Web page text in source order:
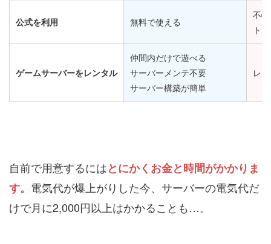
公式を利用 無料で使える
不
ト
ゲームサーバーをレンタル
仲間内だけで遊べる
サーバーメンテ不要
サーバー構築が簡単
レ
自前で用意するにはとにかくお金と時間がかかりま
す。 電気代が爆上がりした今、サーバーの電気代だ
けで月に2,000円以上はかかることも…。